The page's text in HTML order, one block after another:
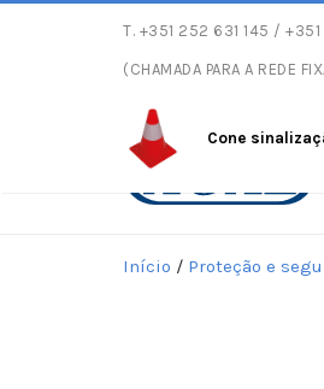
T. +351 252 631 145 /
(CHAMADA PARA A REDE
Início / Proteção e
Cone